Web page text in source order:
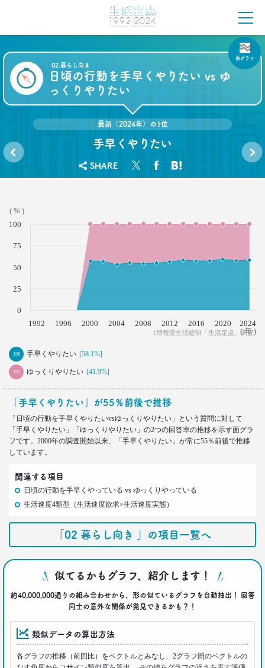
「定年前の3つのブルー」
–日経クロストレンド 連載⑱–
2021.10.12
40代おじさんに共感？
奥田民生も自信がなくてビビり!?
–日経クロストレンド 連載⑰–
生活総研 上席研究員/コピーライター
奥田民生は「おじさん」を
40代おじさん・ロンブー淳 人生満点じゃない理由
は日光東照宮？
–日経クロストレンド 連載⑮–
生活総研 上席研究員/コピーライター
とその理由
–日経クロストレンド 連載⑭–
前沢 裕文
2021.08.12
「40代おじさん」の妻は幸せか？
夫婦間ギャップに見る危機
前沢 裕文
2021.07.06
Z世代とシニア、上司と部下の板挟みで、40代おじ
さんは右往左往？
–日経クロストレンド 連載⑫–
2021.07.06
40代おじさんはキス派？ラブレター派？ 二択から
見える意識
–日経クロストレンド 連載⑪–
生活総研 上席研究員/コピーライター
前沢 裕文
02.暮らし向き
日頃の行動を手早くやりたい vs ゆ
っくりやりたい
面グラフ
最新（2024年）の1位
手早くやりたい
SHARE
ーのレ
る時間
にイラ
イラし
ます
行動を
ている
( 年 )
( % )
(博報堂生活総研「生活定点」調査)
1992 1996 2000 2004 2008 2012 2016 2020 2024
0
25
50
75
100
196 手早くやりたい [58.1%]
197 ゆっくりやりたい [41.9%]
「手早くやりたい」が55％前後で推移
「日頃の行動を手早くやりたいvsゆっくりやりたい」という質問に対して
「手早くやりたい」「ゆっくりやりたい」の2つの回答率の推移を示す面グラ
フです。2000年の調査開始以来、「手早くやりたい」が常に55％前後で推移
しています。
関連する項目
日頃の行動を手早くやっている vs ゆっくりやっている
生活速度4類型（生活速度欲求×生活速度実態）
「02 暮らし向き 」の項目一覧へ
似てるかもグラフ、紹介します！
約40,000,000通りの組み合わせから、形の似ているグラフを自動抽出！ 回答
同士の意外な関係が発見できるかも？！
類似データの算出方法
各グラフの推移（前回比）をベクトルとみなし、2グラフ間のベクトルの